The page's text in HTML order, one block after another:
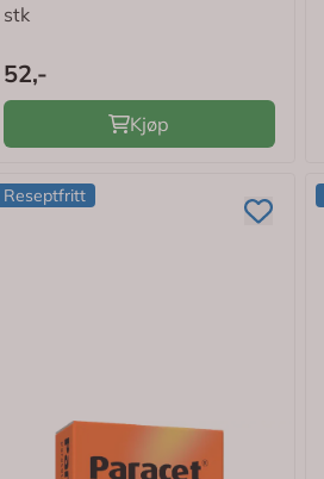
stk
52,-
Kjøp
Reseptfritt